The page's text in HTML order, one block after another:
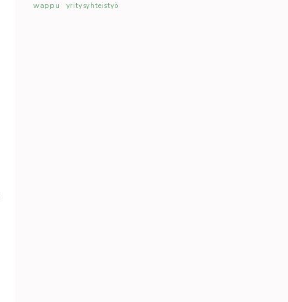
wappu yritysyhteistyö